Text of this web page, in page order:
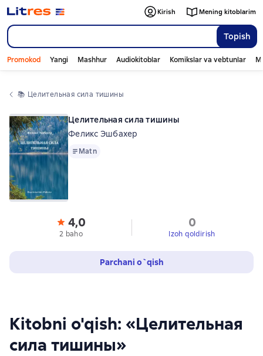
Topish
Kirish Mening kitoblarim
Promokod Yangi Mashhur Audiokitoblar Komikslar va vebtunlar
📚 Целительная сила тишины
Kitobni o'qish: «Целительная
сила тишины»
Целительная сила тишины
Феликс Эшбахер
MatnMatn
4,0
2 baho
0
Izoh qoldirish
Parchani o`qish